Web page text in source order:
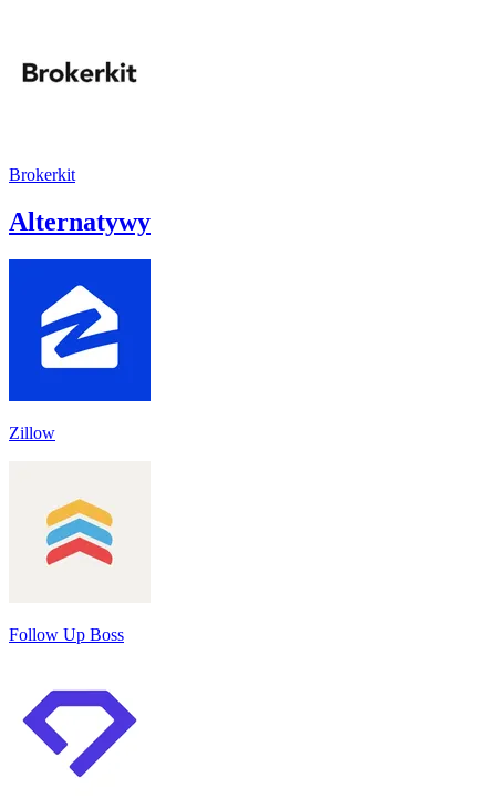
Brokerkit
Alternatywy
Zillow
Follow Up Boss